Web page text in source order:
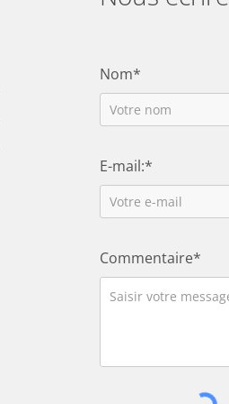
Nom*
E-mail:*
Commentaire*